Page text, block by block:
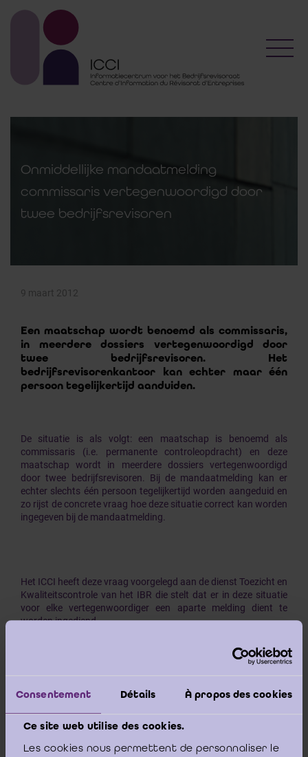
Consentement Détails À propos des cookies
Ce site web utilise des cookies.
Les cookies nous permettent de personnaliser le
Onmiddellijke mandaatmelding
commissaris vertegenwoordigd door
twee bedrijfsrevisoren
9 maart 2012
Een maatschap wordt benoemd als commissaris,
in meerdere dossiers vertegenwoordigd door
twee bedrijfsrevisoren. Het
bedrijfsrevisorenkantoor kan echter maar één
persoon tegelijkertijd aanduiden.
De situatie is als volgt: een maatschap is benoemd als
commissaris (i.e. permanente controleopdracht) en deze
maatschap wordt in meerdere dossiers vertegenwoordigd
door twee bedrijfsrevisoren. Bij de mandaatmelding kan er
echter slechts één persoon tegelijkertijd worden aangeduid en
zo rijst de concrete vraag hoe deze situatie correct kan worden
ingegeven bij de mandaatmelding.
Het ICCI heeft deze vraag voorgelegd aan de dienst Toezicht en
Kwaliteitscontrole van het IBR die stelt dat er in deze situatie
voor elke vertegenwoordiger een aparte melding dient te
worden ingediend.
Volledigheidshalve verwijst het ICCI nog naar twee
onmiddellijke mandaatmelding beschrijven, namelijk
omzendbrief 2011/11van het IBR en eenbeknopte